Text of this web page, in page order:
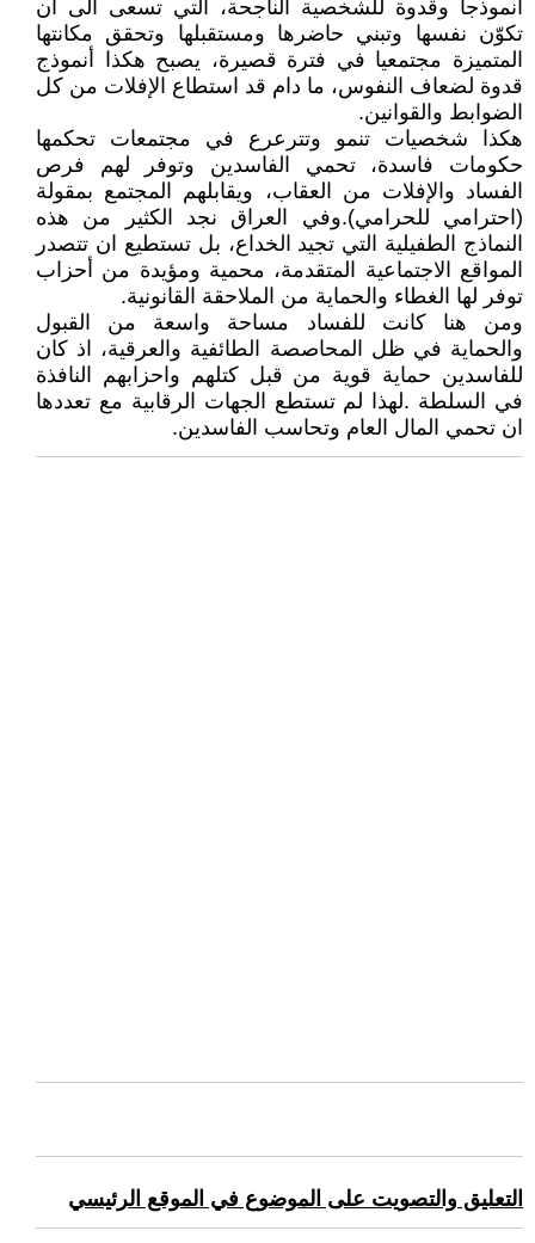
أنموذجا وقدوة للشخصية الناجحة، التي تسعى الى أن
تكوّن نفسها وتبني حاضرها ومستقبلها وتحقق مكانتها
المتميزة مجتمعيا في فترة قصيرة، يصبح هكذا أنموذج
قدوة لضعاف النفوس، ما دام قد استطاع الإفلات من كل
الضوابط والقوانين.
هكذا شخصيات تنمو وتترعرع في مجتمعات تحكمها
حكومات فاسدة، تحمي الفاسدين وتوفر لهم فرص
الفساد والإفلات من العقاب، ويقابلهم المجتمع بمقولة
(احترامي للحرامي).وفي العراق نجد الكثير من هذه
النماذج الطفيلية التي تجيد الخداع، بل تستطيع ان تتصدر
المواقع الاجتماعية المتقدمة، محمية ومؤيدة من أحزاب
توفر لها الغطاء والحماية من الملاحقة القانونية.
ومن هنا كانت للفساد مساحة واسعة من القبول
والحماية في ظل المحاصصة الطائفية والعرقية، اذ كان
للفاسدين حماية قوية من قبل كتلهم واحزابهم النافذة
في السلطة .لهذا لم تستطع الجهات الرقابية مع تعددها
ان تحمي المال العام وتحاسب الفاسدين.
التعليق والتصويت على الموضوع في الموقع الرئيسي